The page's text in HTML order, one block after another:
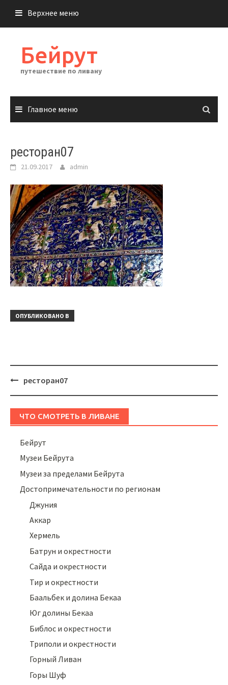
содержимому
Верхнее меню
Бейрут
путешествие по ливану
Главное меню
ресторан07
21.09.2017 admin
ОПУБЛИКОВАНО В
Навигация
ресторан07
ЧТО СМОТРЕТЬ В ЛИВАНЕ
Бейрут
Музеи Бейрута
Музеи за пределами Бейрута
Достопримечательности по регионам
Джуния
Аккар
Хермель
Батрун и окрестности
Сайда и окрестности
Тир и окрестности
Баальбек и долина Бекаа
Юг долины Бекаа
Библос и окрестности
Триполи и окрестности
Горный Ливан
Горы Шуф